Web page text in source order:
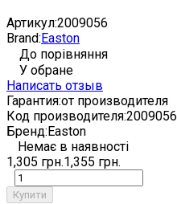
Артикул:2009056
Brand:Easton
До порівняння
У обране
Написать отзыв
Гарантия:от производителя
Код производителя:2009056
Бренд:Easton
Немає в наявності
1,305 грн.1,355 грн.
Купити